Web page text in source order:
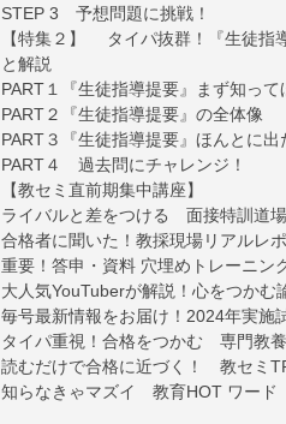
STEP 3 予想問題に挑戦！
【特集２】 タイパ抜群！『生徒指
と解説
PART１『生徒指導提要』まず知って
PART２『生徒指導提要』の全体像
PART３『生徒指導提要』ほんとに出
PART４ 過去問にチャレンジ！
【教セミ直前期集中講座】
ライバルと差をつける 面接特訓道場
合格者に聞いた！教採現場リアルレ
重要！答申・資料 穴埋めトレーニン
大人気YouTuberが解説！心をつかむ
毎号最新情報をお届け！2024年実
タイパ重視！合格をつかむ 専門教養
読むだけで合格に近づく！ 教セミ
知らなきゃマズイ 教育HOT ワード